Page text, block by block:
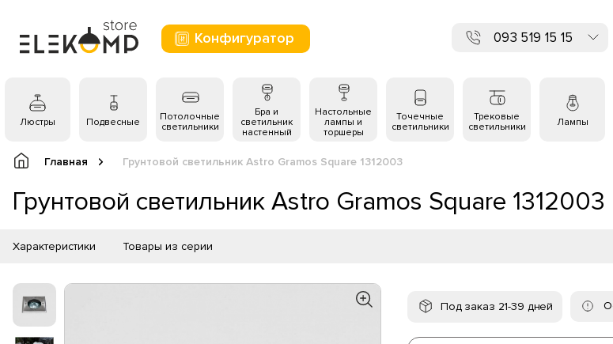
Конфигуратор 093 519 15 15
Люстры Подвесные
Потолочные
светильники
Бра и
светильник
настенный
Настольные
лампы и
торшеры
Точечные
светильники
Трековые
светильники
Лампы
Главная Грунтовой светильник Astro Gramos Square 1312003
Грунтовой светильник Astro Gramos Square 1312003
Характеристики Товары из серии
Под заказ 21-39 дней